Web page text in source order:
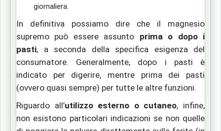
giornaliera.
In definitiva possiamo dire che il magnesio
supremo può essere assunto prima o dopo i
pasti, a seconda della specifica esigenza del
consumatore. Generalmente, dopo i pasti è
indicato per digerire, mentre prima dei pasti
(ovvero quasi sempre) per tutte le altre funzioni.
Riguardo all’utilizzo esterno o cutaneo, infine,
non esistono particolari indicazioni se non quelle